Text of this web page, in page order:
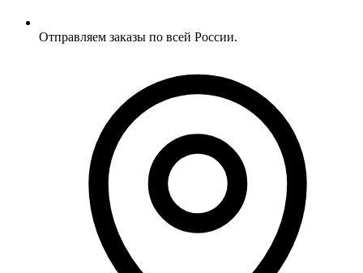
Отправляем заказы по всей России.